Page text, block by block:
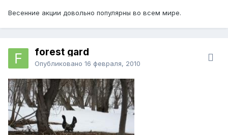
Весенние акции довольно популярны во всем мире.
forest gard
Опубликовано 16 февраля, 2010